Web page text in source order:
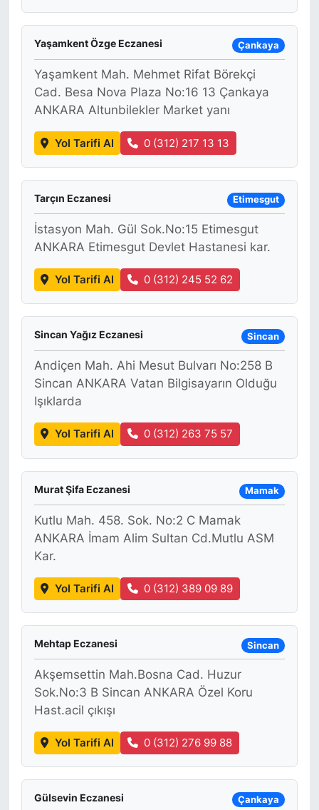
Yaşamkent Özge Eczanesi Çankaya
Yaşamkent Mah. Mehmet Rifat Börekçi
Cad. Besa Nova Plaza No:16 13 Çankaya
ANKARA Altunbilekler Market yanı
Yol Tarifi Al 0 (312) 217 13 13
Tarçın Eczanesi Etimesgut
İstasyon Mah. Gül Sok.No:15 Etimesgut
ANKARA Etimesgut Devlet Hastanesi kar.
Yol Tarifi Al 0 (312) 245 52 62
Sincan Yağız Eczanesi Sincan
Andiçen Mah. Ahi Mesut Bulvarı No:258 B
Sincan ANKARA Vatan Bilgisayarın Olduğu
Işıklarda
Yol Tarifi Al 0 (312) 263 75 57
Murat Şifa Eczanesi Mamak
Kutlu Mah. 458. Sok. No:2 C Mamak
ANKARA İmam Alim Sultan Cd.Mutlu ASM
Kar.
Yol Tarifi Al 0 (312) 389 09 89
Mehtap Eczanesi Sincan
Akşemsettin Mah.Bosna Cad. Huzur
Sok.No:3 B Sincan ANKARA Özel Koru
Hast.acil çıkışı
Yol Tarifi Al 0 (312) 276 99 88
Gülsevin Eczanesi Çankaya